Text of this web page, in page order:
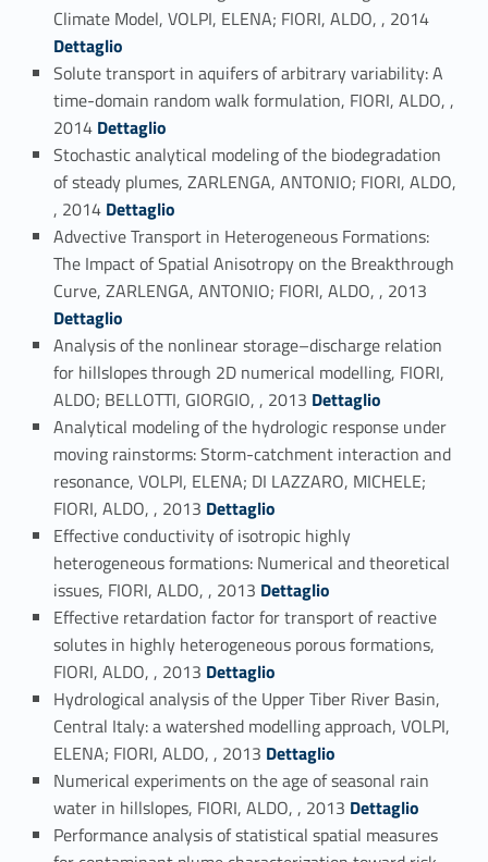
Climate Model, VOLPI, ELENA; FIORI, ALDO, , 2014
Dettaglio
Solute transport in aquifers of arbitrary variability: A
time-domain random walk formulation, FIORI, ALDO, ,
2014 Link identifier #identifier_person_12454-81
Dettaglio
Stochastic analytical modeling of the biodegradation
of steady plumes, ZARLENGA, ANTONIO; FIORI, ALDO,
, 2014 Link identifier #identifier_person_141970-82
Dettaglio
Advective Transport in Heterogeneous Formations:
The Impact of Spatial Anisotropy on the Breakthrough
Curve, ZARLENGA, ANTONIO; FIORI, ALDO, , 2013 Link identifier #identifier_person_120743-83
Dettaglio
Analysis of the nonlinear storage–discharge relation
for hillslopes through 2D numerical modelling, FIORI,
ALDO; BELLOTTI, GIORGIO, , 2013 Link identifier #identifier_person_78382-84
Dettaglio
Analytical modeling of the hydrologic response under
moving rainstorms: Storm-catchment interaction and
resonance, VOLPI, ELENA; DI LAZZARO, MICHELE;
FIORI, ALDO, , 2013 Link identifier #identifier_person_38540-85
Dettaglio
Effective conductivity of isotropic highly
heterogeneous formations: Numerical and theoretical
issues, FIORI, ALDO, , 2013 Link identifier #identifier_person_92516-86
Dettaglio
Effective retardation factor for transport of reactive
solutes in highly heterogeneous porous formations,
FIORI, ALDO, , 2013 Link identifier #identifier_person_33164-87
Dettaglio
Hydrological analysis of the Upper Tiber River Basin,
Central Italy: a watershed modelling approach, VOLPI,
ELENA; FIORI, ALDO, , 2013 Link identifier #identifier_person_14396-88
Dettaglio
Numerical experiments on the age of seasonal rain
water in hillslopes, FIORI, ALDO, , 2013 Link identifier #identifier_person_150010-89
Dettaglio
Performance analysis of statistical spatial measures